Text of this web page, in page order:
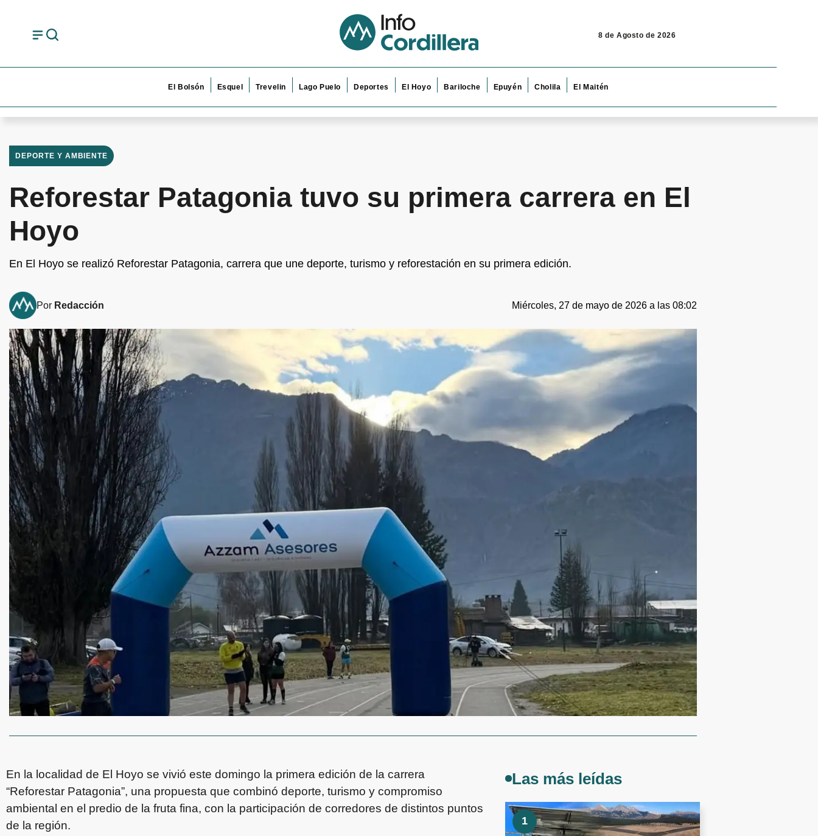
8 de Agosto de 2026
El Bolsón Esquel Trevelin Lago Puelo Deportes El Hoyo Bariloche Epuyén Cholila El Maitén
DEPORTE Y AMBIENTE
Reforestar Patagonia tuvo su primera carrera en El
Hoyo
En El Hoyo se realizó Reforestar Patagonia, carrera que une deporte, turismo y reforestación en su primera edición.
Por Redacción Miércoles, 27 de mayo de 2026 a las 08:02
En la localidad de El Hoyo se vivió este domingo la primera edición de la carrera
“Reforestar Patagonia”, una propuesta que combinó deporte, turismo y compromiso
ambiental en el predio de la fruta fina, con la participación de corredores de distintos puntos
de la región.
Las más leídas
1